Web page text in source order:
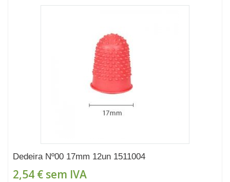
Dedeira Nº00 17mm 12un 1511004
2,54 € sem IVA